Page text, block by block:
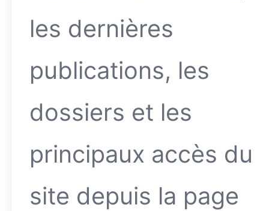
les dernières
publications, les
dossiers et les
principaux accès du
site depuis la page